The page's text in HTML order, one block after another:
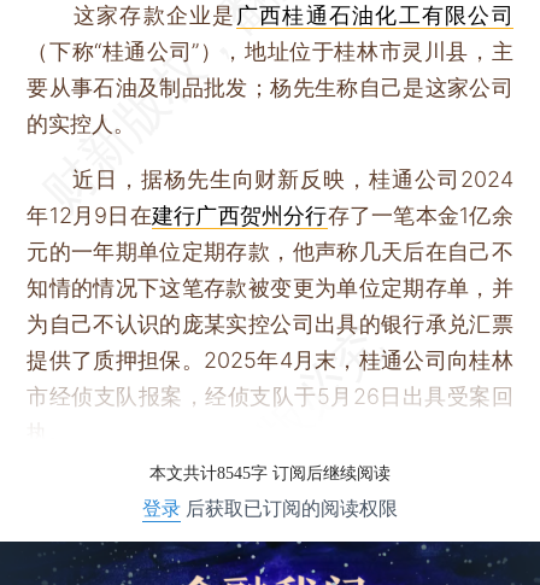
这家存款企业是 广西桂通石油化工有限公司
（下称“桂通公司”），地址位于桂林市灵川县，主
要从事石油及制品批发；杨先生称自己是这家公司
的实控人。
近日，据杨先生向财新反映，桂通公司2024
年12月9日在建行广西贺州分行存了一笔本金1亿余
元的一年期单位定期存款，他声称几天后在自己不
知情的情况下这笔存款被变更为单位定期存单，并
为自己不认识的庞某实控公司出具的银行承兑汇票
提供了质押担保。2025年4月末，桂通公司向桂林
市经侦支队报案，经侦支队于5月26日出具受案回
本文共计8545字 订阅后继续阅读
登录 后获取已订阅的阅读权限